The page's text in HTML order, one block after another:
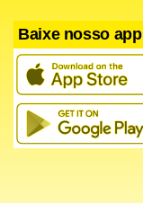
Baixe nosso app